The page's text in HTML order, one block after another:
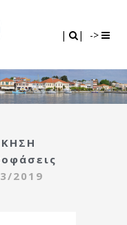
| | ->
2019